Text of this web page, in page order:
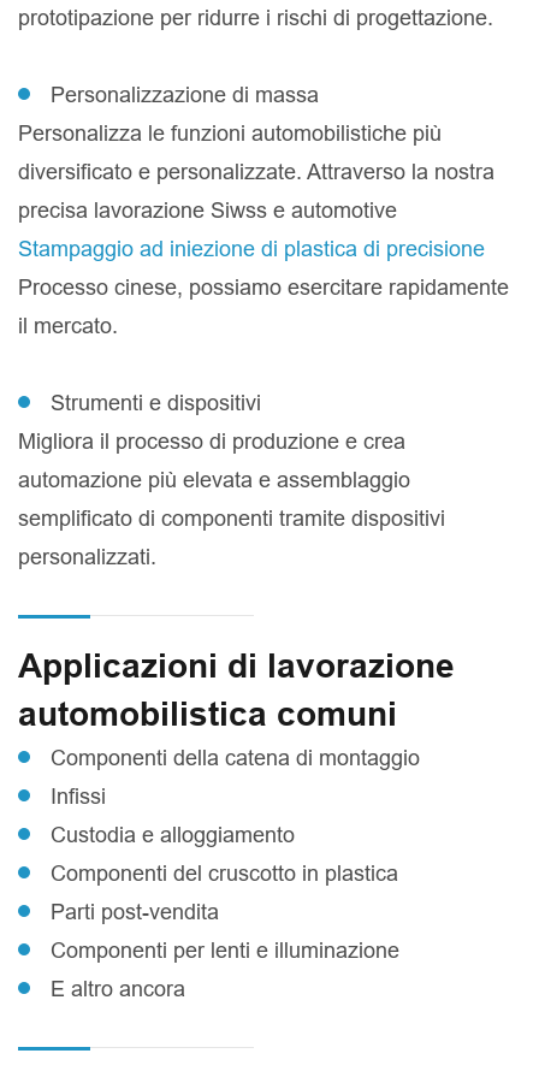
prototipazione per ridurre i rischi di progettazione.
Personalizzazione di massa
Personalizza le funzioni automobilistiche più
diversificato e personalizzate. Attraverso la nostra
precisa lavorazione Siwss e automotive
Stampaggio ad iniezione di plastica di precisione
Processo cinese, possiamo esercitare rapidamente
il mercato.
Strumenti e dispositivi
Migliora il processo di produzione e crea
automazione più elevata e assemblaggio
semplificato di componenti tramite dispositivi
personalizzati.
Applicazioni di lavorazione
automobilistica comuni
Componenti della catena di montaggio
Infissi
Custodia e alloggiamento
Componenti del cruscotto in plastica
Parti post-vendita
Componenti per lenti e illuminazione
E altro ancora